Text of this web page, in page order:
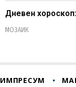
Дневен
МОЗАИК
ИМПРЕСУМ